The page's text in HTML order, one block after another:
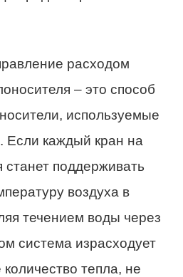
расходом
– это способ
используемые
Если каждый кран на
станет поддерживать
воздуха в
течением воды через
система израсходует
тепла, не